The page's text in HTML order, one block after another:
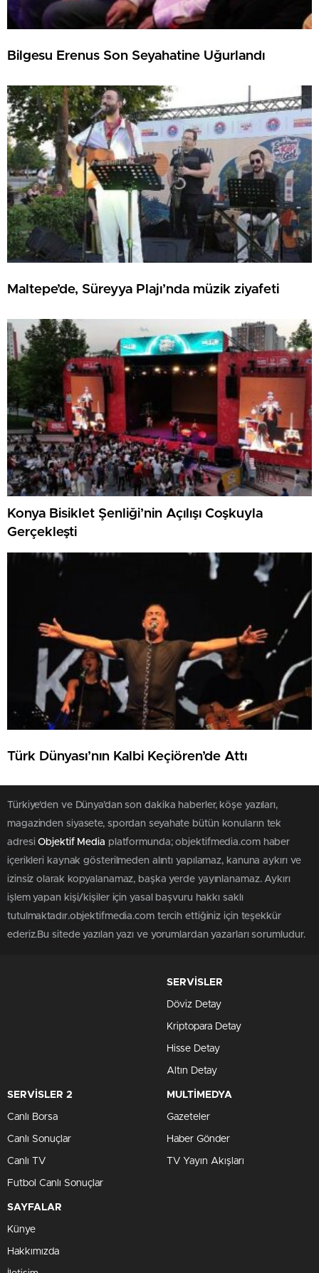
Bilgesu Erenus Son Seyahatine Uğurlandı
Maltepe’de, Süreyya Plajı’nda müzik ziyafeti
Konya Bisiklet Şenliği’nin Açılışı Coşkuyla
Gerçekleşti
Türk Dünyası’nın Kalbi Keçiören’de Attı
Türkiye'den ve Dünya’dan son dakika haberler, köşe yazıları,
magazinden siyasete, spordan seyahate bütün konuların tek
adresiObjektif Media platformunda; objektifmedia.com haber
içerikleri kaynak gösterilmeden alıntı yapılamaz, kanuna aykırı ve
izinsiz olarak kopyalanamaz, başka yerde yayınlanamaz. Aykırı
işlem yapan kişi/kişiler için yasal başvuru hakkı saklı
tutulmaktadır.objektifmedia.com tercih ettiğiniz için teşekkür
ederiz.Bu sitede yazılan yazı ve yorumlardan yazarları sorumludur.
SERVİSLER
Döviz Detay
Kriptopara Detay
Hisse Detay
Altın Detay
SERVİSLER 2
Canlı Borsa
Canlı Sonuçlar
Canlı TV
Futbol Canlı Sonuçlar
MULTİMEDYA
Gazeteler
Haber Gönder
TV Yayın Akışları
SAYFALAR
Künye
Hakkımızda